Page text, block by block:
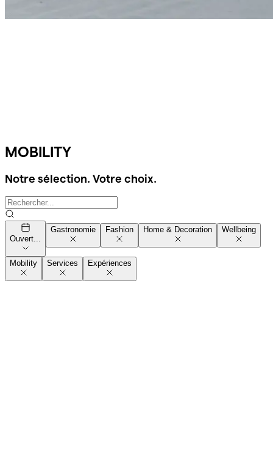
MOBILITY
Notre sélection. Votre choix.
Ouvert...
Gastronomie Fashion Home & Decoration Wellbeing
Mobility Services Expériences